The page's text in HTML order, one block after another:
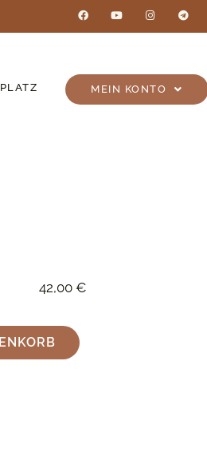
MEIN KONTO
42,00€